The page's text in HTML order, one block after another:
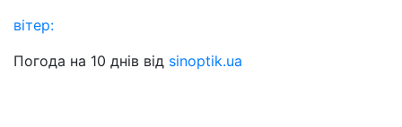
вітер:
Погода на 10 днів від sinoptik.ua